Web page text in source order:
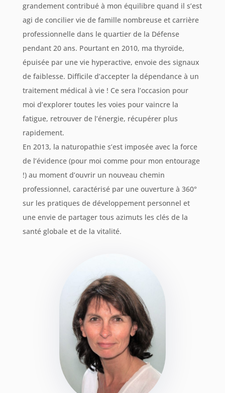
grandement contribué à mon équilibre quand il s’est
agi de concilier vie de famille nombreuse et carrière
professionnelle dans le quartier de la Défense
pendant 20 ans. Pourtant en 2010, ma thyroïde,
épuisée par une vie hyperactive, envoie des signaux
de faiblesse. Difficile d’accepter la dépendance à un
traitement médical à vie ! Ce sera l’occasion pour
moi d’explorer toutes les voies pour vaincre la
fatigue, retrouver de l’énergie, récupérer plus
rapidement.
En 2013, la naturopathie s’est imposée avec la force
de l’évidence (pour moi comme pour mon entourage
!) au moment d’ouvrir un nouveau chemin
professionnel, caractérisé par une ouverture à 360°
sur les pratiques de développement personnel et
une envie de partager tous azimuts les clés de la
santé globale et de la vitalité.